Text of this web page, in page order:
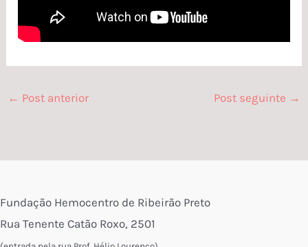
← Post anterior Post seguinte →
Fundação Hemocentro de Ribeirão Preto
Rua Tenente Catão Roxo, 2501